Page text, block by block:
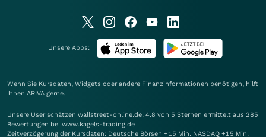
Unsere Apps:
Wenn Sie Kursdaten, Widgets oder andere Finanzinformationen benötigen, hilft
Ihnen ARIVA gerne.
Unsere User schätzen wallstreet-online.de: 4.8 von 5 Sternen ermittelt aus 285
Bewertungen bei www.kagels-trading.de
Zeitverzögerung der Kursdaten: Deutsche Börsen +15 Min. NASDAQ +15 Min.